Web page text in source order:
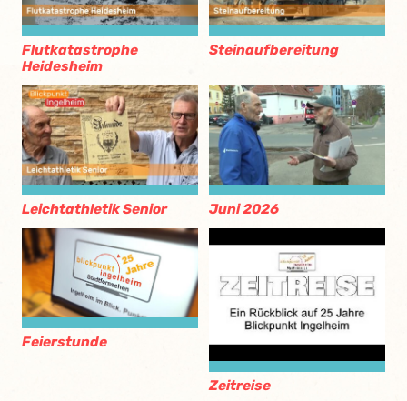
Flutkatastrophe
Heidesheim
Steinaufbereitung
Leichtathletik Senior Juni 2026
Feierstunde
Zeitreise